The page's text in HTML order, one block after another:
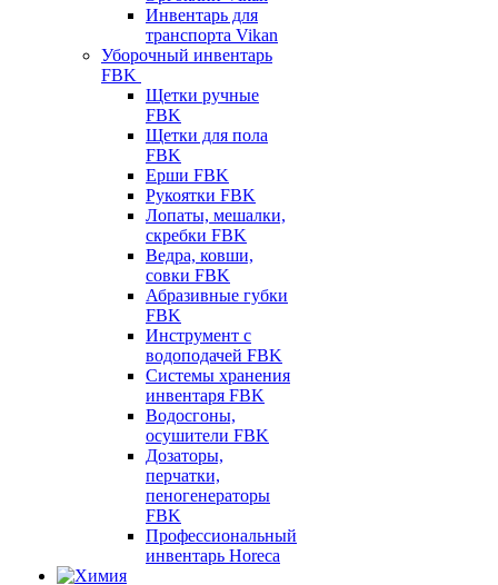
Инвентарь для
транспорта Vikan
Уборочный инвентарь
FBK
Щетки ручные
FBK
Щетки для пола
FBK
Ерши FBK
Рукоятки FBK
Лопаты, мешалки,
скребки FBK
Ведра, ковши,
совки FBK
Абразивные губки
FBK
Инструмент с
водоподачей FBK
Системы хранения
инвентаря FBK
Водосгоны,
осушители FBK
Дозаторы,
перчатки,
пеногенераторы
FBK
Профессиональный
инвентарь Horeca